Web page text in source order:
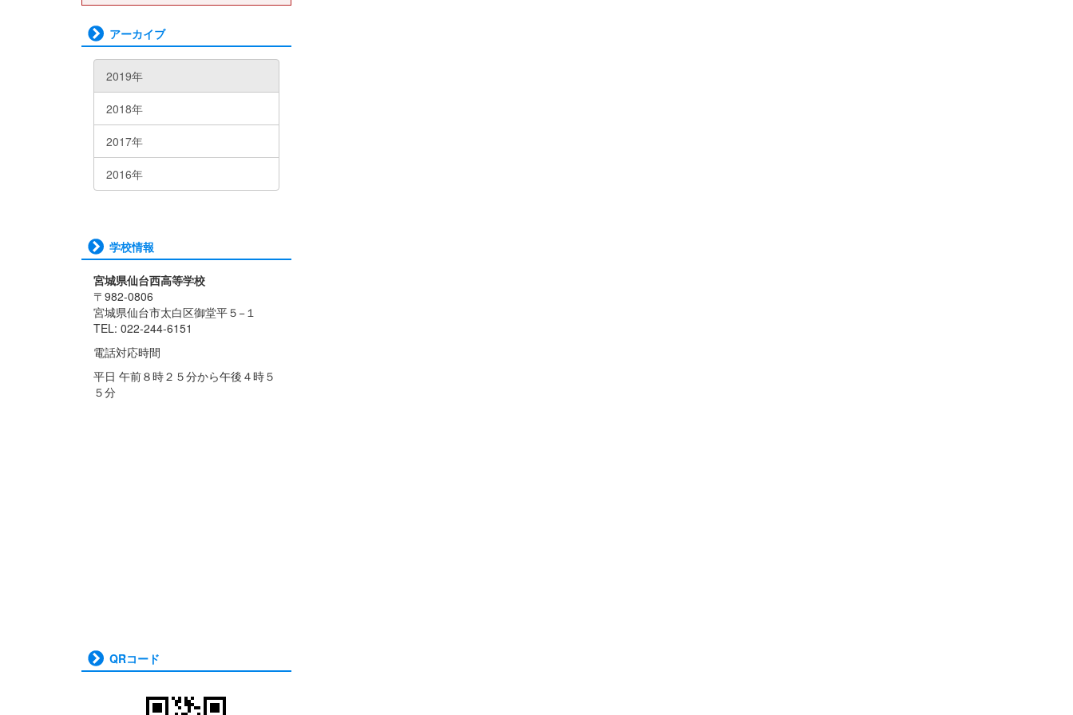
アーカイブ
2019年
2018年
2017年
2016年
学校情報
宮城県仙台西高等学校
〒982-0806
宮城県仙台市太白区御堂平５−１
TEL: 022-244-6151
電話対応時間
平日 午前８時２５分から午後４時５
５分
QRコード